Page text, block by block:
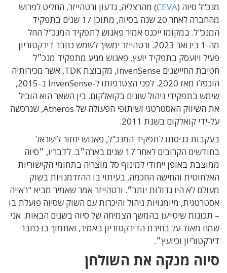
מנכ"ל סיוה (CEVA) מהרצליה, גדעון ורטהייזר, החליט לפרוש
מהחברה לאחר 20 שנה בסיוה, מתוכן 17 שנים בתפקיד
המנכ"ל. במקומו ייכנס אמיר פאנוש לתפקיד המנכ"ל החל
מה-1 בינואר 2023. ורטהייזר ימשיך לשמש כחבר דירקטוריון
פעיל ויועסק בתפקיד יועץ. פאנוש מגיע מתפקיד מנכ״ל
חטיבת החיישנים InvenSense, מקבוצת TDK, אשר מכירותיה
הוכפלו מאז 2020. לפני הצטרפותו ל-InvenSense ב-2015,
שימש בתפקידי ניהול שונים בקואלקום. בין השאר הוא הוביל
את השיווק האסטרטגי ושיתופי הפעולה של Atheros, שנרכשה
על-ידי קואלקום בשנת 2011.
בעקבות כניסתו לתפקיד המנכ"ל, פאנוש יחזור לישראל
בחודשים הקרובים לאחר 17 שנים בארה״ב. לדבריו, ״סיוה
ממוצבת באופן ייחודי למינוף סל מוצריה בתחומי הקישוריות
האלחוטית והחישה החכמה, בעיתוי בו ההזדמנויות בשוק
מעולם לא היו גדולות יותר״. ורטהייזר אמר שאמיר מביא "ראייה
אסטרטגית, מיומנויות ניהול והיכרות עם השוק שסיוה פועלת בו
– תכונות שיסייעו בהמשך הצמיחה של סיוה בשנים הבאות. אני
שמח מאוד על בחירת הדירקטוריון באמיר, ואתמוך בו כחבר
דירקטוריון וכיועץ״.
סיוה מנקה את השולחן